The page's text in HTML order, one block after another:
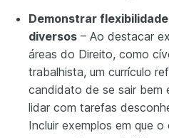
Demonstrar
diversos – Ao destacar
áreas do Direito, como
trabalhista, um currículo
candidato de se sair
lidar com tarefas
Incluir exemplos em que